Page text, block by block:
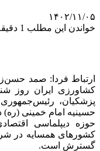
۱۴۰۲/۱۱/۰۵
خواندن این مطلب 1 دقیقه زمان میبرد
ارتباط فردا: صمد
پزشکیان،
حسینیه امام خمینی (ره)
حوزه دیپلماسی
کشورهای همسایه در
گسترش است.